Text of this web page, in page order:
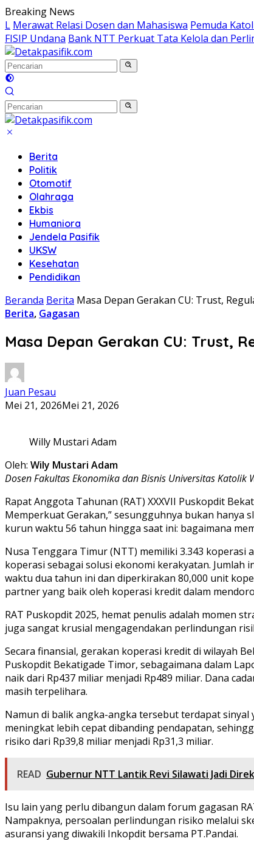
Langsung
ke
konten
Breaking News
L Merawat Relasi Dosen dan Mahasiswa Pemuda
FISIP Undana Bank NTT Perkuat Tata Kelola dan
Berita
Politik
Otomotif
Olahraga
Ekbis
Humaniora
Jendela Pasifik
UKSW
Kesehatan
Pendidikan
Beranda Berita Masa Depan Gerakan CU: Trust,
Berita, Gagasan
Masa Depan Gerakan CU: Trust,
Juan Pesau
Mei 21, 2026Mei 21, 2026
Willy Mustari Adam
Oleh: Wily Mustari Adam
Dosen Fakultas Ekonomika dan Bisnis Universitas Katolik
Rapat Anggota Tahunan (RAT) XXXVII Puskopdit
Memperkuat Gerakan,” sesungguhnya bukan hanya
kurun waktu 56 tahun hingga saat ini: bagaimana
Nusa Tenggara Timur (NTT) memiliki 3.343 koperasi
koperasi sebagai solusi ekonomi kerakyatan.
waktu dua tahun ini dan diperkirakan 80,000 unit
partner yang baik oleh koperasi kredit dalam
RAT Puskopdit 2025, hemat penulis adalah momen
juga sangat krusial mengagendakan perlindungan
Secara finansial, gerakan koperasi kredit di wilayah
Puskopdit Bekatigade Timor, sebagaimana dalam
naik dari Rp437 miliar menjadi Rp489 miliar. Dana
masih terpelihara.
Namun di balik angka-angka tersebut terdapat
meningkat lebih cepat dibanding pendapatan,
risiko dari Rp39,8 miliar menjadi Rp31,3 miliar.
READ Gubernur NTT Lantik Revi Silawati Jadi
Isu lain yang perlu dibangun dalam forum gagasan
Nampaknya, persoalan perlindungan risiko melalui
asuransi yang diwakili Inkopdit bersama PT.Pandai.